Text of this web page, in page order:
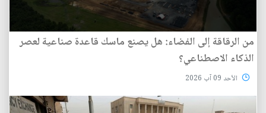
من الرقاقة إلى الفضاء: هل يصنع ماسك قاعدة صناعية لعصر
الذكاء الاصطناعي؟
الأحد 09 آب 2026